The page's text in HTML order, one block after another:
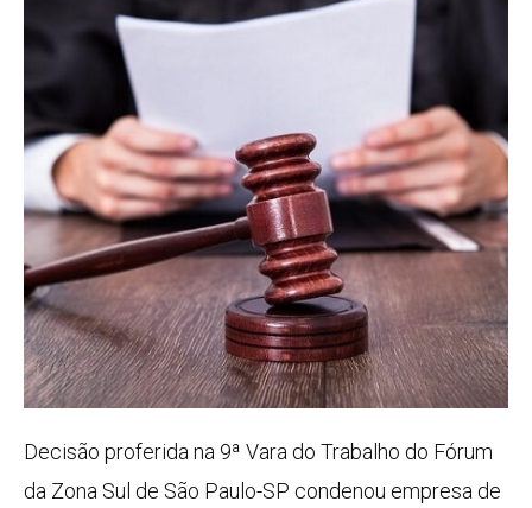
Decisão proferida na 9ª Vara do Trabalho do Fórum
da Zona Sul de São Paulo-SP condenou empresa de